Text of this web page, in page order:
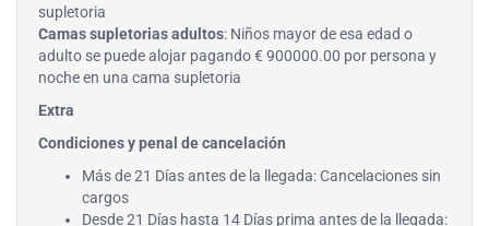
supletoria
Camas supletorias adultos: Niños mayor de esa edad o
adulto se puede alojar pagando € 900000.00 por persona y
noche en una cama supletoria
Extra
Condiciones y penal de cancelación
Más de 21 Días antes de la llegada: Cancelaciones sin
cargos
Desde 21 Días hasta 14 Días prima antes de la llegada: